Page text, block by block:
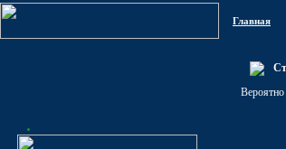
Главная
Вероятно